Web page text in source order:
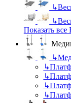
↳
↳
Показать
↳
↳
↳
↳
↳